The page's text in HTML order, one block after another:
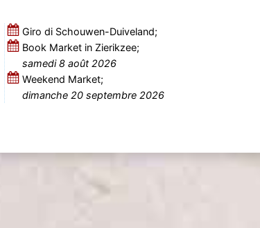
Giro di Schouwen-Duiveland;
Book Market in Zierikzee;
samedi 8 août 2026
Weekend Market;
dimanche 20 septembre 2026